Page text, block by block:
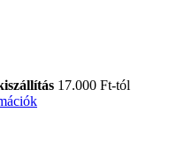
17.000 Ft-tól